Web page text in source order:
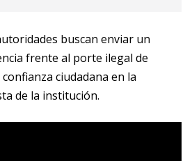
buscan enviar un
frente al porte ilegal de
ciudadana en la
de la institución.